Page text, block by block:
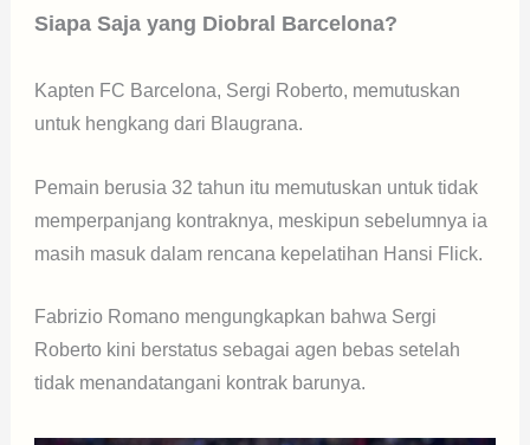
Siapa Saja yang Diobral Barcelona?
Kapten FC Barcelona, Sergi Roberto, memutuskan
untuk hengkang dari Blaugrana.
Pemain berusia 32 tahun itu memutuskan untuk tidak
memperpanjang kontraknya, meskipun sebelumnya ia
masih masuk dalam rencana kepelatihan Hansi Flick.
Fabrizio Romano mengungkapkan bahwa Sergi
Roberto kini berstatus sebagai agen bebas setelah
tidak menandatangani kontrak barunya.